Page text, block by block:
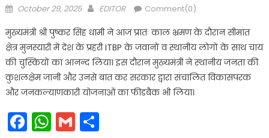
Posted
October 29, 2025 Author
EDITOR Comment(0)
मुख्यमंत्री श्री पुष्कर सिंह धामी ने आज प्रातः काल भ्रमण के दौरान सीमांत
क्षेत्र मुनस्यारी में देश के प्रहरी ITBP के जवानों व स्थानीय लोगों के साथ चाय
की चुस्कियों का आनन्द लिया। इस दौरान मुख्यमंत्री ने स्थानीय जनता की
कुशलक्षेम जानी और उनसे बात कर सरकार द्वारा संचालित विकासपरक
और जनकल्याणकारी योजनाओं का फीडबैक भी लिया।
Facebook
WhatsApp
GmailShare